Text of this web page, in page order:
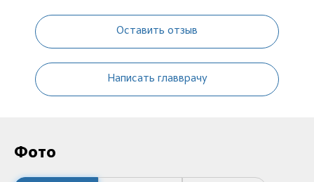
Оставить отзыв
Написать главврачу
Фото